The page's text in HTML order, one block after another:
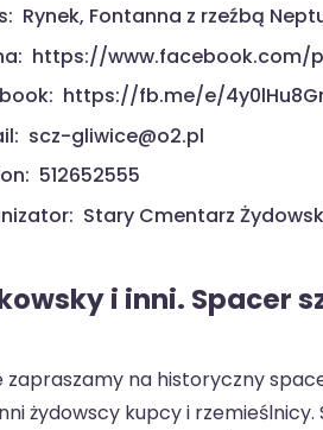
Rynek, Fontanna z rzeźbą
https://www.facebook.com/
https://fb.me/e/
scz-gliwice@o2.pl
512652555
Stary Cmentarz
i inni. Spacer
zapraszamy na historyczny
żydowscy kupcy i rzemieślnicy.